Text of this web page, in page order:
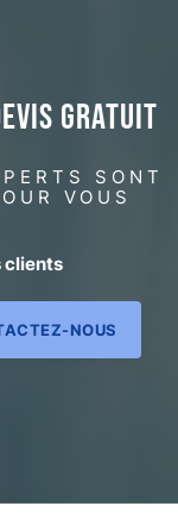
GRATUIT
SONT
VOUS
clients
NOUS